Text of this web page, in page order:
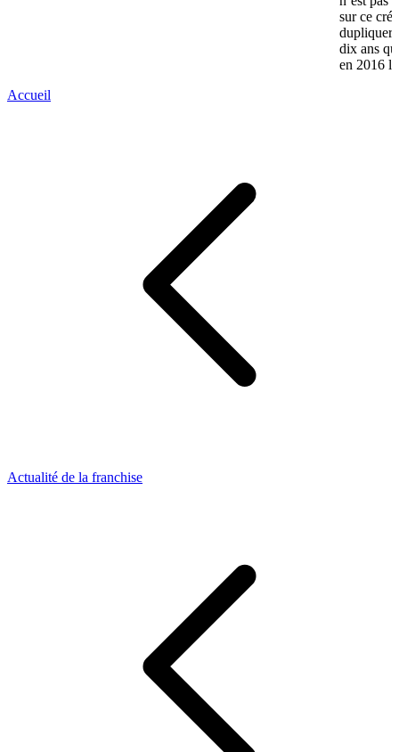
sur ce
dupliquer
dix ans
en 2016
Accueil
Actualité de la franchise